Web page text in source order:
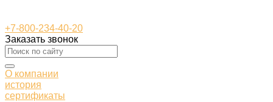
+7-800-234-40-20
Заказать звонок
О компании
история
сертификаты